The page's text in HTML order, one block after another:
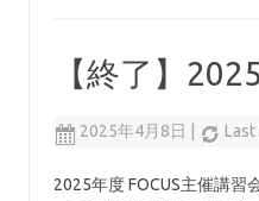
【終了】
2025年4月8日
2025年度 FOCUS主催講習